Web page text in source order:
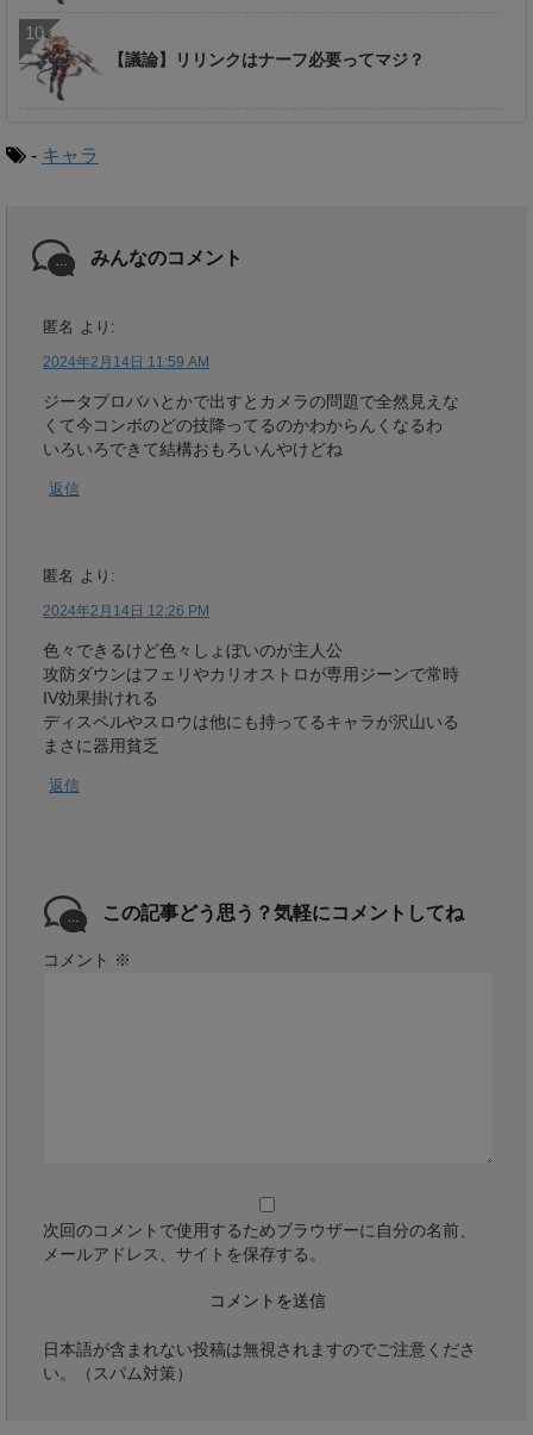
【議論】リリンクはナーフ必要ってマジ？
- キャラ
みんなのコメント
匿名 より:
2024年2月14日 11:59 AM
ジータプロバハとかで出すとカメラの問題で全然見えな
くて今コンボのどの技降ってるのかわからんくなるわ
いろいろできて結構おもろいんやけどね
返信
匿名 より:
2024年2月14日 12:26 PM
色々できるけど色々しょぼいのが主人公
攻防ダウンはフェリやカリオストロが専用ジーンで常時
IV効果掛けれる
ディスペルやスロウは他にも持ってるキャラが沢山いる
まさに器用貧乏
返信
この記事どう思う？気軽にコメントしてね
コメント ※
次回のコメントで使用するためブラウザーに自分の名前、
メールアドレス、サイトを保存する。
日本語が含まれない投稿は無視されますのでご注意くださ
い。（スパム対策）